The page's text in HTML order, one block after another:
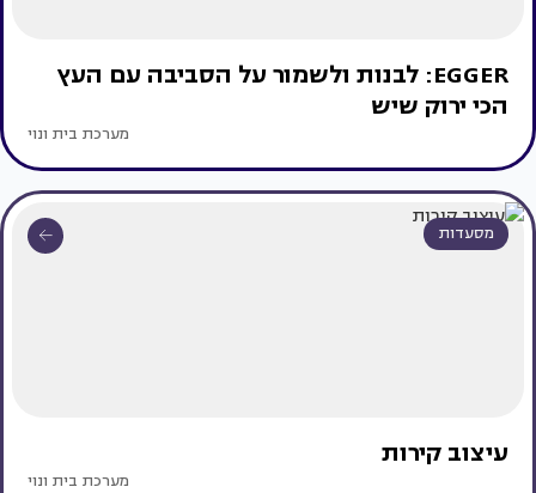
EGGER: לבנות ולשמור על הסביבה עם העץ
הכי ירוק שיש
מערכת בית ונוי
מסעדות
עיצוב קירות
מערכת בית ונוי